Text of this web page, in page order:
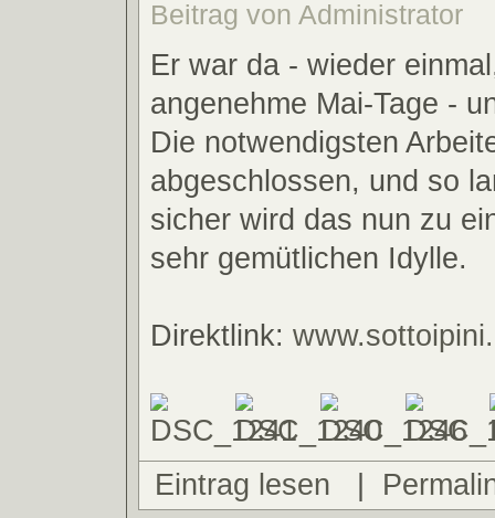
Beitrag von Administrator
Er war da - wieder
angenehme Mai-Tage -
Die notwendigsten
abgeschlossen, und so
sicher wird das nun zu
sehr gemütlichen Idylle.
Direktlink:
Eintrag lesen |